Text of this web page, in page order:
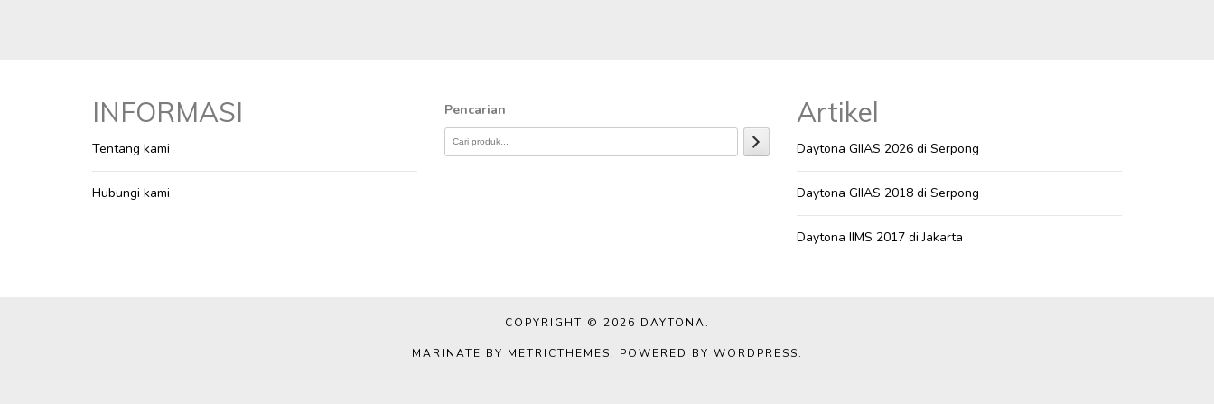
INFORMASI
Tentang kami
Hubungi kami
Pencarian Artikel
Daytona GIIAS 2026 di Serpong
Daytona GIIAS 2018 di Serpong
Daytona IIMS 2017 di Jakarta
COPYRIGHT © 2026 DAYTONA.
MARINATE BY METRICTHEMES. POWERED BY WORDPRESS.